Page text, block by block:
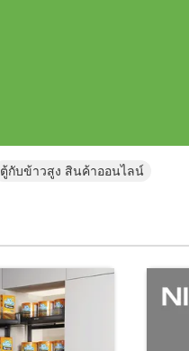
ตู้กับข้าวสูง สินค้าออนไลน์